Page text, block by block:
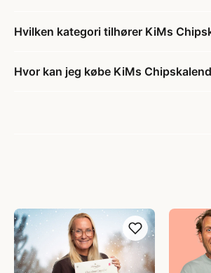
Hvilken kategori tilhører KiMs
Hvor kan jeg købe KiMs